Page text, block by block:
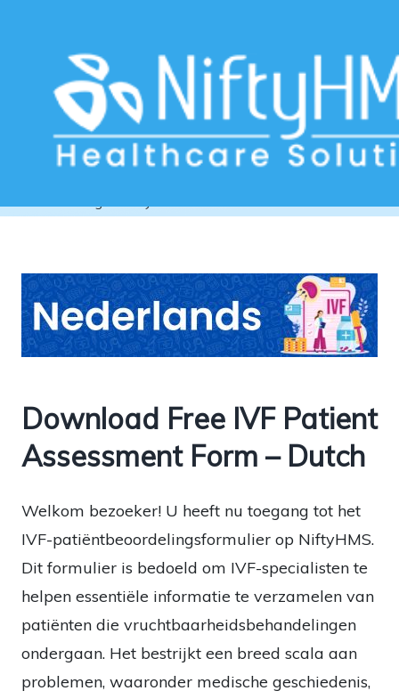
Fertility treatment software in
Download Free IVF Patient
Assessment Form – Dutch
Welkom bezoeker! U heeft nu toegang tot het
IVF-patiëntbeoordelingsformulier op NiftyHMS.
Dit formulier is bedoeld om IVF-specialisten te
helpen essentiële informatie te verzamelen van
patiënten die vruchtbaarheidsbehandelingen
ondergaan. Het bestrijkt een breed scala aan
problemen, waaronder medische geschiedenis,